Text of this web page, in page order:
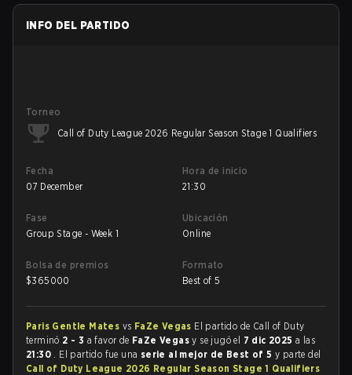
INFO DEL PARTIDO
Torneo
Call of Duty League 2026 Regular Season Stage 1 Qualifiers
Fecha
07 December
Hora de inicio
21:30
Fase
Group Stage - Week 1
Ubicación
Online
Bolsa de premios
$365000
Formato
Best of 5
Paris Gentle Mates vs FaZe Vegas El partido de Call of Duty
terminó 2 - 3 a favor de FaZe Vegasy se jugó el 7 dic 2025a las
21:30 . El partido fue una serie al mejor de Best of 5y parte del
Call of Duty League 2026 Regular Season Stage 1 Qualifiers